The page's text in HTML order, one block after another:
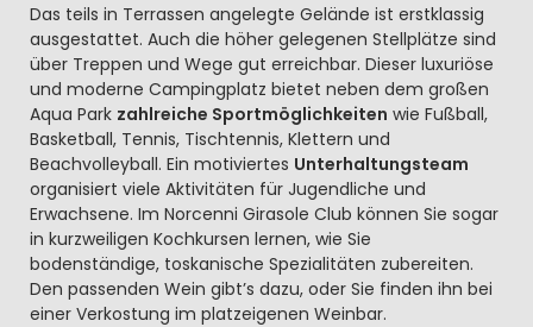
Das teils in Terrassen angelegte Gelände ist erstklassig
ausgestattet. Auch die höher gelegenen Stellplätze sind
über Treppen und Wege gut erreichbar. Dieser luxuriöse
und moderne Campingplatz bietet neben dem großen
Aqua Park zahlreiche Sportmöglichkeiten wie Fußball,
Basketball, Tennis, Tischtennis, Klettern und
Beachvolleyball. Ein motiviertes Unterhaltungsteam
organisiert viele Aktivitäten für Jugendliche und
Erwachsene. Im Norcenni Girasole Club können Sie sogar
in kurzweiligen Kochkursen lernen, wie Sie
bodenständige, toskanische Spezialitäten zubereiten.
Den passenden Wein gibt’s dazu, oder Sie finden ihn bei
einer Verkostung im platzeigenen Weinbar.